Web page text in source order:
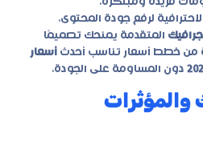
لرفع جودة المحتوى.
المتقدمة يمنحك تصميمًا
من خطط أسعار تناسب أحدث أسعار
دون المساومة على الجودة.
والمؤثرات